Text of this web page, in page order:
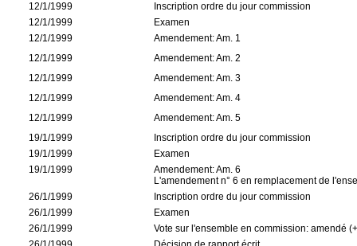
12/1/1999
Inscription ordre du jour commission
12/1/1999
Examen
12/1/1999
Amendement: Am. 1
12/1/1999
Amendement: Am. 2
12/1/1999
Amendement: Am. 3
12/1/1999
Amendement: Am. 4
12/1/1999
Amendement: Am. 5
19/1/1999
Inscription ordre du jour commission
19/1/1999
Examen
19/1/1999
Amendement: Am. 6
L'amendement n° 6 en remplacement de
26/1/1999
Inscription ordre du jour commission
26/1/1999
Examen
26/1/1999
Vote sur l'ensemble en commission: amendé